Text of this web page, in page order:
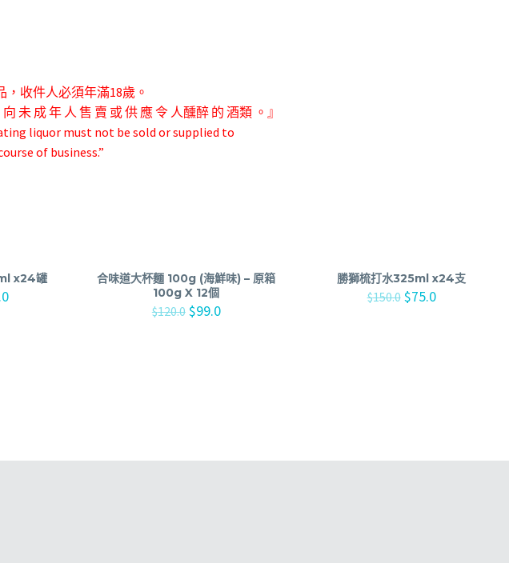
收件人必須年滿18歲。
未 成 年 人 售 賣 或 供 應 令 人醺醉 的 酒類 。』
liquor must not be sold or supplied to
of business.”
x24罐
合味道大杯麵 100g (海鮮味) – 原箱
100g X 12個
$120.0 $99.0
勝獅梳打水325ml x24支
$150.0 $75.0